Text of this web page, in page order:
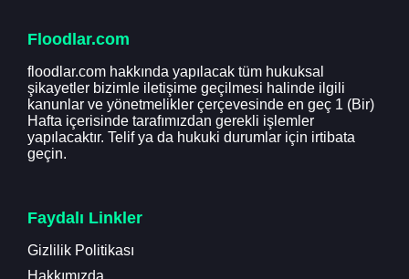
Floodlar.com
floodlar.com hakkında yapılacak tüm hukuksal
şikayetler bizimle iletişime geçilmesi halinde ilgili
kanunlar ve yönetmelikler çerçevesinde en geç 1 (Bir)
Hafta içerisinde tarafımızdan gerekli işlemler
yapılacaktır. Telif ya da hukuki durumlar için irtibata
geçin.
Faydalı Linkler
Gizlilik Politikası
Hakkımızda